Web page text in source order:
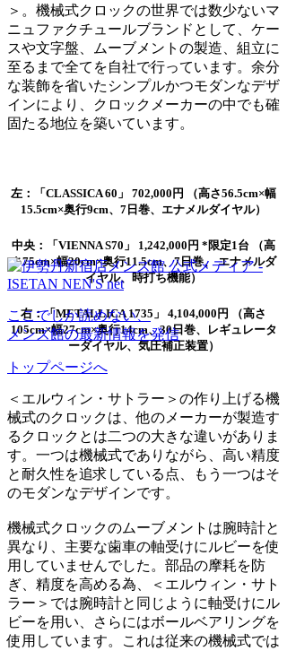
＞。機械式クロックの世界では数少ないマ
ニュファクチュールブランドとして、ケー
スや文字盤、ムーブメントの製造、組立に
至るまで全てを自社で行っています。余分
な装飾を省いたシンプルかつモダンなデザ
インにより、クロックメーカーの中でも確
固たる地位を築いています。
左：「 CLASSICA 60」 702,000円 （高さ56.5cm×幅
15.5cm×奥行9cm、7日巻、エナメルダイヤル）
中央：「 VIENNA S70」 1,242,000円 *限定1台 （高
さ75cm×幅20cm×奥行11.5cm、7日巻、 エナメルダ
イヤル、時打ち機能）
右：「METALLICA 1735」 4,104,000円 （高さ
105cm×幅27cm×奥行14cm、30日巻、レギュレータ
ーダイヤル、気圧補正装置）
＜エルウィン・サトラー＞の作り上げる機
械式のクロックは、他のメーカーが製造す
るクロックとは二つの大きな違いがありま
す。一つは機械式でありながら、高い精度
と耐久性を追求している点、もう一つはそ
のモダンなデザインです。
機械式クロックのムーブメントは腕時計と
異なり、主要な歯車の軸受けにルビーを使
用していませんでした。部品の摩耗を防
ぎ、精度を高める為、＜エルウィン・サト
ラー＞では腕時計と同じように軸受けにル
ビーを用い、さらにはボールベアリングを
使用しています。これは従来の機械式では
ここでしか読めない、
メンズ館の最新情報を発信
トップページへ